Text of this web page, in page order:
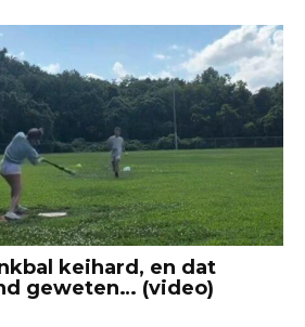
keihard, en dat
geweten… (video)